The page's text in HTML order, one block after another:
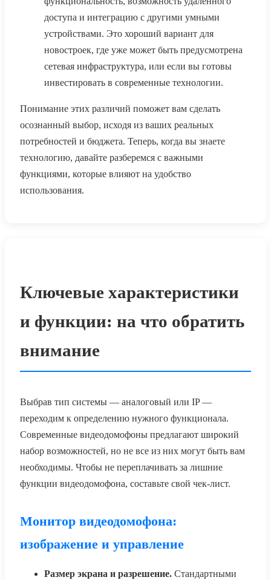
доступа и интеграцию с другими умными
устройствами. Это хороший вариант для
новостроек, где уже может быть предусмотрена
сетевая инфраструктура, или если вы готовы
инвестировать в современные технологии.
Понимание этих различий поможет вам сделать
осознанный выбор, исходя из ваших реальных
потребностей и бюджета. Теперь, когда вы знаете
технологию, давайте разберемся с важными
функциями, которые влияют на удобство
использования.
Ключевые характеристики
и функции: на что обратить
внимание
Выбрав тип системы — аналоговый или IP —
переходим к определению нужного функционала.
Современные видеодомофоны предлагают широкий
набор возможностей, но не все из них могут быть вам
необходимы. Чтобы не переплачивать за лишние
функции видеодомофона, составьте свой чек-лист.
Монитор видеодомофона:
изображение и управление
Размер экрана и разрешение. Стандартными